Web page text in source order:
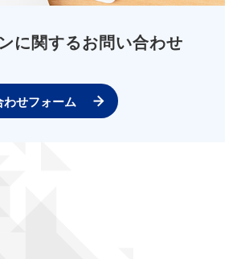
に関するお問い合わせ
わせフォーム